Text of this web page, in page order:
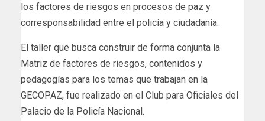
los factores de riesgos en procesos de paz y
corresponsabilidad entre el policía y ciudadanía.
El taller que busca construir de forma conjunta la
Matriz de factores de riesgos, contenidos y
pedagogías para los temas que trabajan en la
GECOPAZ, fue realizado en el Club para Oficiales del
Palacio de la Policía Nacional.